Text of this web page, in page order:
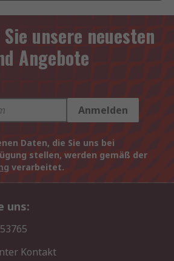
unsere neuesten
Angebote
Anmelden
Daten, die Sie uns bei
stellen, werden gemäß der
verarbeitet.
uns:
Kontakt